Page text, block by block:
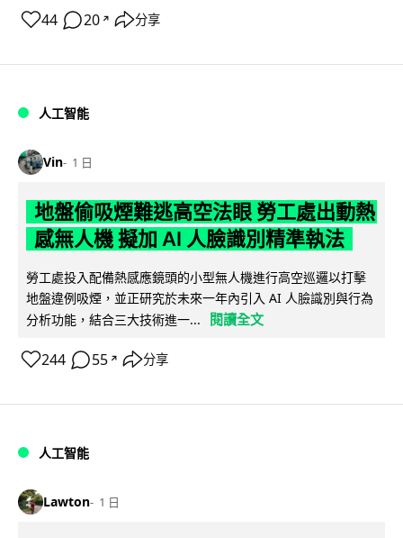
44 20 ↗ 分享
人工智能
Vin 1 日
地盤偷吸煙難逃高空法眼 勞工處出動熱
感無人機 擬加 AI 人臉識別精準執法
勞工處投入配備熱感應鏡頭的小型無人機進行高空巡邏以打擊
地盤違例吸煙，並正研究於未來一年內引入 AI 人臉識別與行為
分析功能，結合三大技術進一...
閱讀全文
244 55 ↗ 分享
人工智能
Lawton 1 日